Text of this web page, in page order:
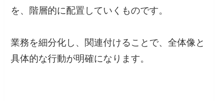
を、階層的に配置していくものです。
業務を細分化し、関連付けることで、全体像と
具体的な行動が明確になります。